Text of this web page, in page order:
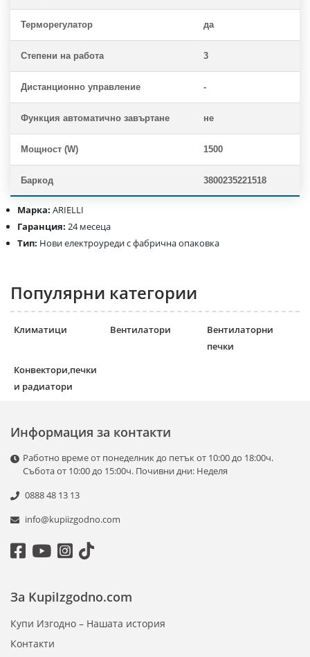
Терморегулатор да
Степени на работа 3
Дистанционно управление -
Функция автоматично завъртане не
Мощност (W) 1500
Баркод 3800235221518
Марка: ARIELLI
Гаранция: 24 месеца
Тип: Нови електроуреди с фабрична опаковка
Популярни категории
Климатици Вентилатори
Вентилаторни
печки
Конвектори,печки
и радиатори
Информация за контакти
Работно време от понеделник до петък от 10:00 до 18:00ч.
Събота от 10:00 до 15:00ч. Почивни дни: Неделя
0888 48 13 13
info@kupiizgodno.com
За KupiIzgodno.com
Купи Изгодно – Нашата история
Контакти